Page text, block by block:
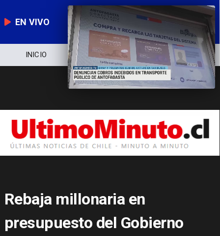
EN VIVO
NOTICIERO POLÍTICA ECONOMÍA
Rebaja millonaria en
presupuesto del Gobierno